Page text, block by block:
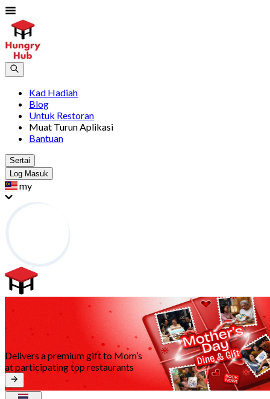
Kad Hadiah
Blog
Untuk Restoran
Muat Turun Aplikasi
Bantuan
Sertai
Log Masuk
my
Delivers a premium gift to Mom’s
at participating top restaurants